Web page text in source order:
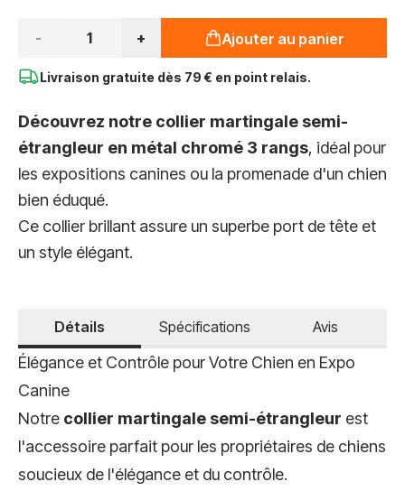
- + Ajouter au panier
Livraison gratuite dès 79 € en point relais.
Découvrez notre collier martingale semi-
étrangleur en métal chromé 3 rangs, idéal pour
les expositions canines ou la promenade d'un chien
bien éduqué.
Ce collier brillant assure un superbe port de tête et
un style élégant.
Détails Spécifications Avis
Élégance et Contrôle pour Votre Chien en Expo
Canine
Notre collier martingale semi-étrangleur est
l'accessoire parfait pour les propriétaires de chiens
soucieux de l'élégance et du contrôle.